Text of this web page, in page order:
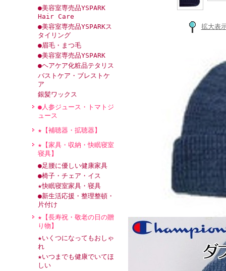
●美容室専売品YSPARK
Hair Care
●美容室専売品YSPARKス
タイリング
●眉毛・まつ毛
●美容室専売品YSPARK
●ヘアケア化粧品テタリス
バストケア・ブレストケ
ア
銀髪ワックス
●人参ジュース・トマトジ
ュース
★【補聴器・拡聴器】
★【家具・収納・快眠寝室
寝具】
●足腰に優しい健康家具
●椅子・チェア・イス
★快眠寝室家具・寝具
●新生活応援・整理整頓・
片付け
★【長寿祝・敬老の日の贈
り物】
★いくつになってもおしゃ
れ
★いつまでも健康でいてほ
しい
拡大表